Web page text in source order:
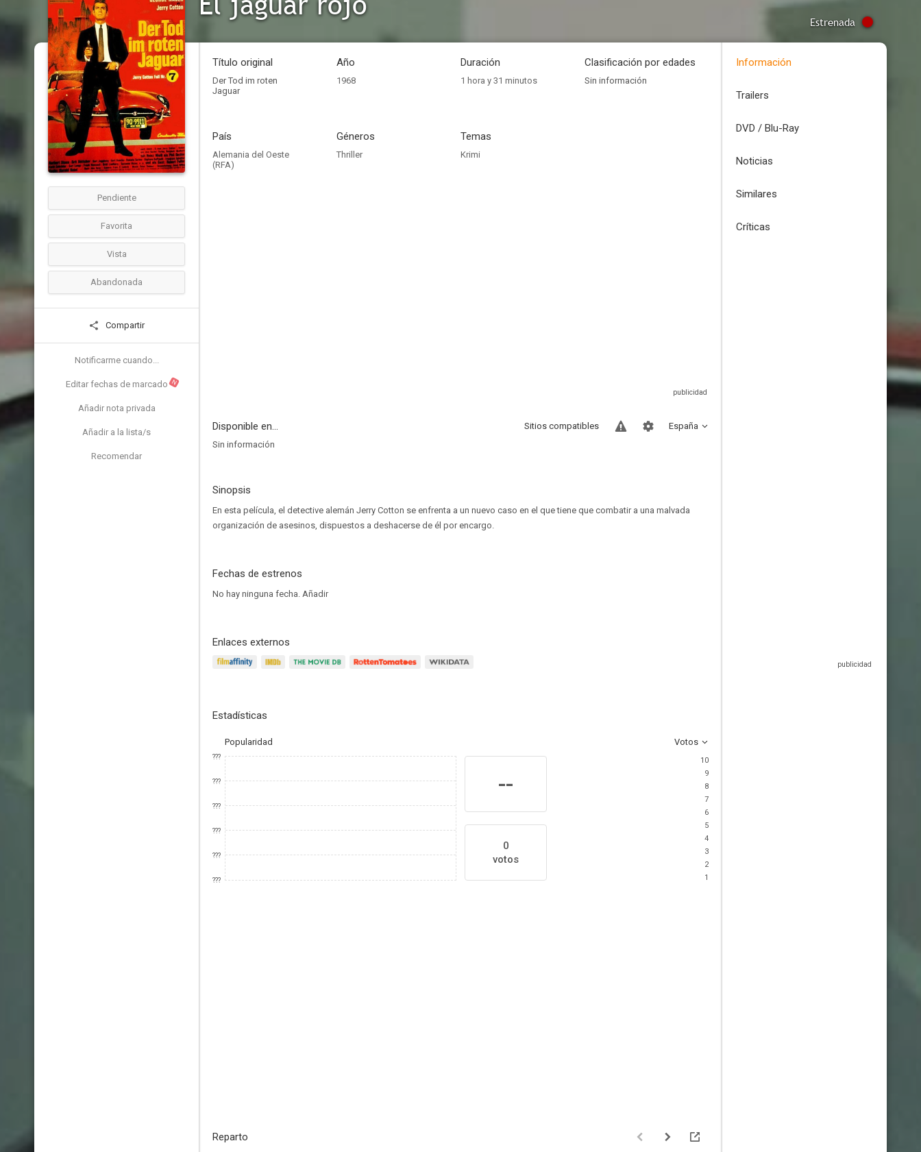
Estrenada
Pendiente
Favorita
Vista
Abandonada
Compartir
Notificarme cuando...
Editar fechas de marcado N
Añadir nota privada
Añadir a la lista/s
Recomendar
Título original
Der Tod im roten
Jaguar
Año
1968
Duración
1 hora y 31 minutos
Clasificación por edades
Sin información
País
Alemania del Oeste
(RFA)
Géneros
Thriller
Temas
Krimi
Disponible en... España
Sitios compatibles
Sin información
Sinopsis
En esta película, el detective alemán Jerry Cotton se enfrenta a un nuevo caso en el que tiene que combatir a una malvada
organización de asesinos, dispuestos a deshacerse de él por encargo.
Fechas de estrenos
No hay ninguna fecha. Añadir
Enlaces externos
Estadísticas
Popularidad Votos
???
???
???
???
???
???
--
0
votos
10
9
8
7
6
5
4
3
2
1
Reparto
Información
Trailers
DVD / Blu-Ray
Noticias
Similares
Críticas